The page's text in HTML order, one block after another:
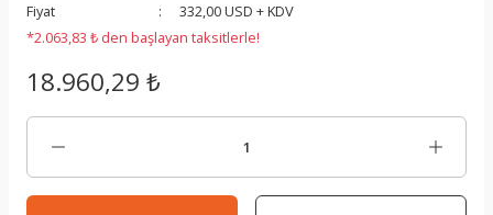
Fiyat
332,00 USD + KDV
*2.063,83 ₺ den başlayan taksitlerle!
18.960,29 ₺